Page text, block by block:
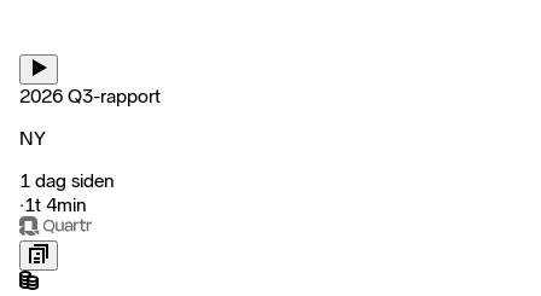
2026 Q3-rapport
NY
1 dag siden
‧1t 4min